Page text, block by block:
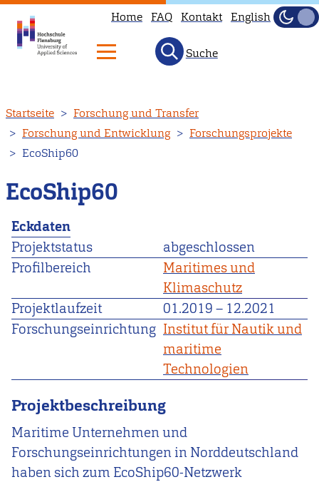
zum
Inhalt
Home FAQ Kontakt English
Hell
Suche
Startseite
Forschung und Transfer
Forschung und Entwicklung
Forschungsprojekte
EcoShip60
EcoShip60
Eckdaten
Projektstatus
abgeschlossen
Profilbereich
Maritimes und
Klimaschutz
Projektlaufzeit
01.2019 – 12.2021
Forschungseinrichtung Institut für Nautik und
maritime
Technologien
Projektbeschreibung
Maritime Unternehmen und
Forschungseinrichtungen in Norddeutschland
habensich zum EcoShip60-Netzwerk